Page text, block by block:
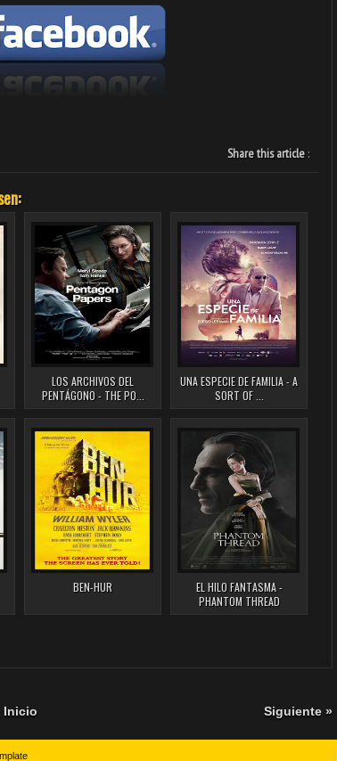
Share this article :
LOS ARCHIVOS DEL
PENTÁGONO - THE PO...
UNA ESPECIE DE FAMILIA - A
SORT OF ...
BEN-HUR
EL HILO FANTASMA -
PHANTOM THREAD
Siguiente »
Inicio